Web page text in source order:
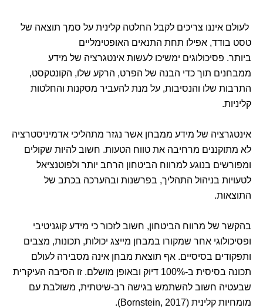
לעולם איננו צריכים לקבל החלטה קלינית על סמך תוצאה של
טסט בודד, אפילו תחת התנאים האופטימליים
ביותר. פסיכולוגים ימשיכו לעשות אינטגרציה של מידע
ממבחנים תוך כדי הבנה של הפרט, הרקע שלו, הקונטקסט,
התרבות שלו והנסיבות, על מנת להעביר מסקנות והחלטות
קליניות.
אינטגרציה של מידע ממבחן אשר נגזר מתהליכי אדמיניסטרציה
לא מתוקננים מרחיבה את טווח הטעות. חשוב להיות שקולים
ומפורשים בנוגע למרווח הביטחון הרחב יותר ולפוטנציאל
לטעויות בניהול התהליך, בפרשנות ובהערכה בכתב של
התוצאות.
בהקשר של מרווח הביטחון, חשוב לזכור כי מידע קוגניטיבי
ופסיכולוגי אחר שמקורו במבחן מייצג יכולות, תכונות, מצבים
ותפקודים בסיסיים. אף תוצאת מבחן אינה מסבירה לעולם
תכונה בסיסית ב-100% דיוק ובאופן מושלם. זו הסיבה העיקרית
שבעטיה חשוב להשתמש בגישה רב-שיטתית, משולבת עם
מומחיות קלינית (Bornstein, 2017).